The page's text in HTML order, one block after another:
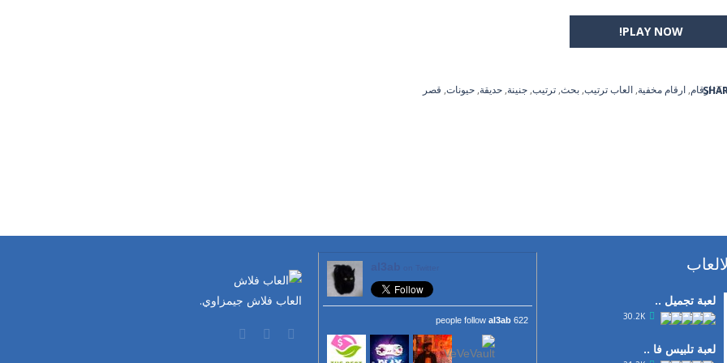
PLAY NOW!
ارقام, ارقام مخفية, العاب ترتيب, بحث, ترتيب, جنينة, حديقة, حيونات, قصر
العاب فلاش جيمزاوي.
622 people follow
al3ab
لعبة تجميل ..
30.2K
لعبة تلبيس فا ..